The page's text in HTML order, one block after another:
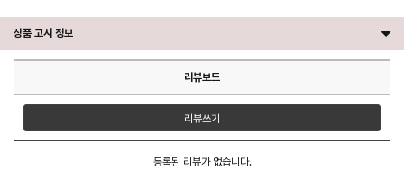
상품 고시 정보
리뷰보드
리뷰쓰기
등록된 리뷰가 없습니다.